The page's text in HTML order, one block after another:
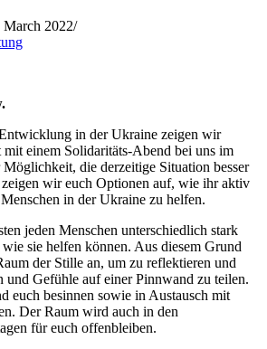
March 2022
in der Ukraine zeigen wir
mit einem Solidaritäts-Abend bei uns im
die derzeitige Situation besser
wir euch Optionen auf, wie ihr aktiv
in der Ukraine zu helfen.
jeden Menschen unterschiedlich stark
sie helfen können. Aus diesem Grund
der Stille an, um zu reflektieren und
und Gefühle auf einer Pinnwand zu teilen.
euch besinnen sowie in Austausch mit
Der Raum wird auch in den
für euch offenbleiben.